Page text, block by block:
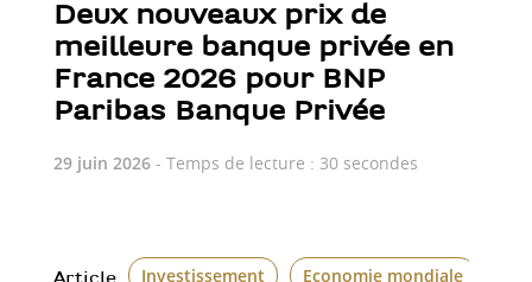
Deux nouveaux prix de
meilleure banque privée en
France 2026 pour BNP
Paribas Banque Privée
29 juin 2026- Temps de lecture : 30 secondes
Investissement Economie mondiale